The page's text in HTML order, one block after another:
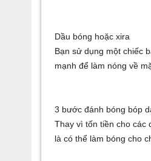
Dầu bóng hoặc xira
Bạn sử dụng một chiếc
mạnh để làm nóng về
3 bước đánh bóng bóp
Thay vì tốn tiền cho các
là có thể làm bóng cho